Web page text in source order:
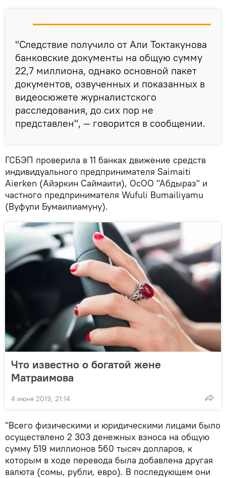
"Следствие получило от Али Токтакунова
банковские документы на общую сумму
22,7 миллиона, однако основной пакет
документов, озвученных и показанных в
видеосюжете журналистского
расследования, до сих пор не
представлен", — говорится в сообщении.
ГСБЭП проверила в 11 банках движение средств
индивидуального предпринимателя Saimaiti
Aierken (Айэркин Саймаити), ОсОО "Абдыраз" и
частного предпринимателя Wufuli Bumailiyamu
(Вуфули Бумаилиамуну).
Что известно о богатой жене
Матраимова
4 июня 2019, 21:14
"Всего физическими и юридическими лицами было
осуществлено 2 303 денежных взноса на общую
сумму 519 миллионов 560 тысяч долларов, к
которым в ходе перевода была добавлена другая
валюта (сомы, рубли, евро). В последующем они